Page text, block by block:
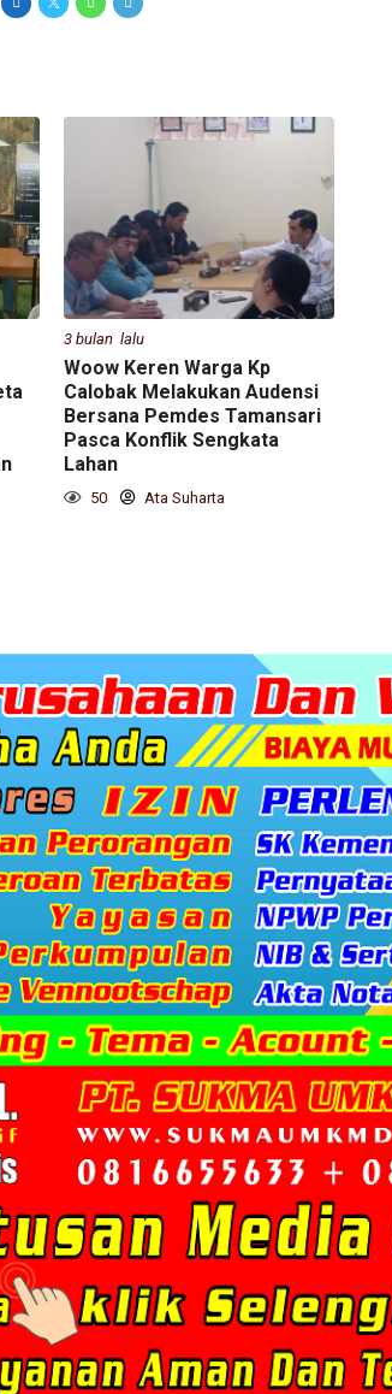
3 bulan lalu
Woow Keren Warga Kp
Calobak Melakukan Audensi
Bersana Pemdes Tamansari
Pasca Konflik Sengkata
Lahan
50 Ata Suharta